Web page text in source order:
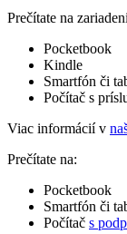
Prečítate na
Pocketbook
Kindle
Smartfón či
Počítač s
Viac informácií v
Prečítate na:
Pocketbook
Smartfón či
Počítač s